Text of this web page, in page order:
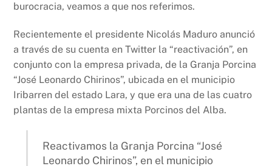
burocracia, veamos a que nos referimos.
Recientemente el presidente Nicolás Maduro anunció
a través de su cuenta en Twitter la “reactivación”, en
conjunto con la empresa privada, de la Granja Porcina
“José Leonardo Chirinos”, ubicada en el municipio
Iribarren del estado Lara, y que era una de las cuatro
plantas de la empresa mixta Porcinos del Alba.
Reactivamos la Granja Porcina “José
Leonardo Chirinos”, en el municipio